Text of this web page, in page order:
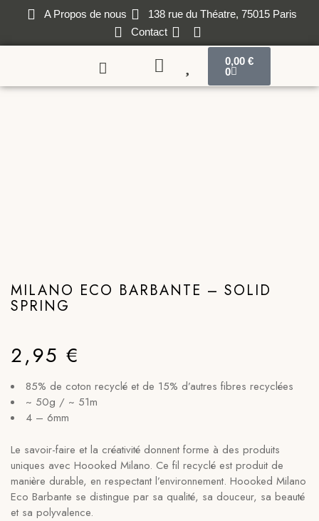
A Propos de nous
138 rue du Théatre, 75015 Paris
Contact
0,00€
0
MILANO ECO BARBANTE – SOLID
SPRING
2,95 €
85% de coton recyclé et de 15% d’autres fibres recyclées
~ 50g / ~ 51m
4 – 6mm
Le savoir-faire et la créativité donnent forme à des produits
uniques avec Hoooked Milano. Ce fil recyclé est produit de
manière durable, en respectant l’environnement. Hoooked Milano
Eco Barbante se distingue par sa qualité, sa douceur, sa beauté
et sa polyvalence.